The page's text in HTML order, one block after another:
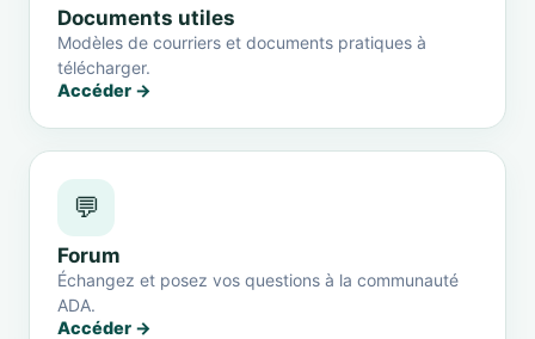
Documents utiles
Modèles de courriers et documents pratiques à
télécharger.
Accéder →
💬
Forum
Échangez et posez vos questions à la communauté
ADA.
Accéder →